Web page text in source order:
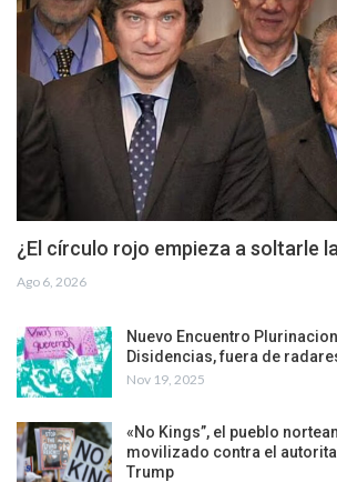
¿El círculo rojo empieza a soltarle
Ago 6, 2026
Nuevo Encuentro
Disidencias, fuera de
Nov 19, 2025
«No Kings”, el pueblo
movilizado contra el
Trump